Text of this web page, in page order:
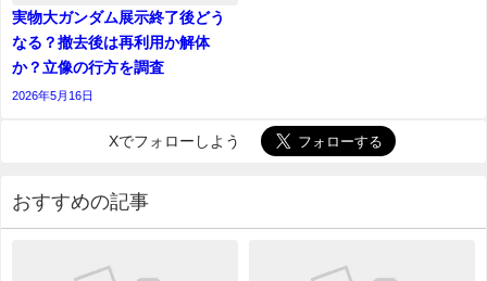
実物大ガンダム展示終了後どう
なる？撤去後は再利用か解体
か？立像の行方を調査
2026年5月16日
Xでフォローしよう
おすすめの記事